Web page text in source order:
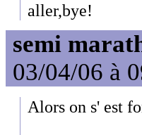
aller,bye!
semi
03/04/06 à
Alors on s' est